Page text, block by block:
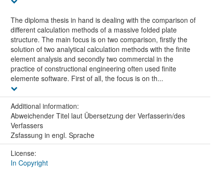
The diploma thesis in hand is dealing with the comparison of
different calculation methods of a massive folded plate
structure. The main focus is on two comparison, firstly the
solution of two analytical calculation methods with the finite
element analysis and secondly two commercial in the
practice of constructional engineering often used finite
elemente software. First of all, the focus is on th...
Additional information:
Abweichender Titel laut Übersetzung der Verfasserin/des
Verfassers
Zsfassung in engl. Sprache
License:
In Copyright